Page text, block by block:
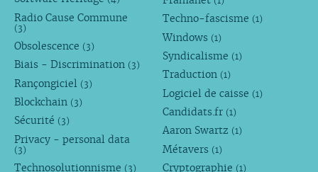
Radio Cause Commune
(3)
Obsolescence (3)
Biais - Discrimination (3)
Rançongiciel (3)
Blockchain (3)
Sécurité (3)
Privacy - personal data
(3)
Technosolutionnisme (3)
Techno-fascisme (1)
Windows (1)
Syndicalisme (1)
Traduction (1)
Logiciel de caisse (1)
Candidats.fr (1)
Aaron Swartz (1)
Métavers (1)
Cryptographie (1)